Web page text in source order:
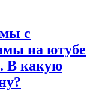
с
на ютубе
В какую